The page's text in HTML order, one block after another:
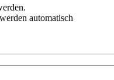
automatisch